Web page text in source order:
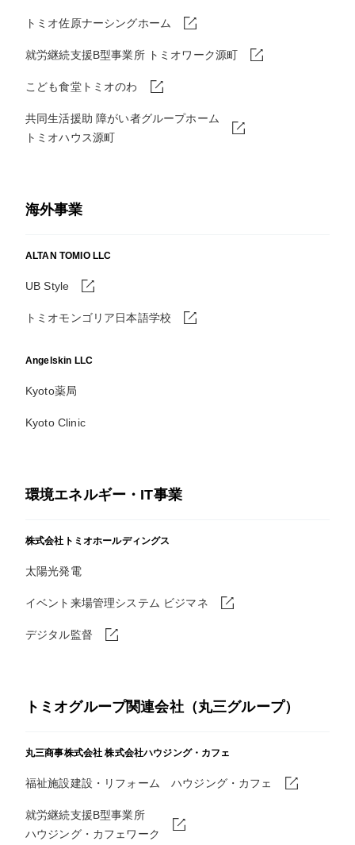
トミオ佐原ナーシングホーム
就労継続支援B型事業所 トミオワーク源町
こども食堂トミオのわ
共同生活援助 障がい者グループホーム
トミオハウス源町
海外事業
ALTAN TOMIO LLC
UB Style
トミオモンゴリア日本語学校
Angelskin LLC
Kyoto薬局
Kyoto Clinic
環境エネルギー・IT事業
株式会社トミオホールディングス
太陽光発電
イベント来場管理システム ビジマネ
デジタル監督
トミオグループ関連会社（丸三グループ）
丸三商事株式会社 株式会社ハウジング・カフェ
福祉施設建設・リフォーム ハウジング・カフェ
就労継続支援B型事業所
ハウジング・カフェワーク